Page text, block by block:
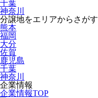
千葉
神奈川
分譲地をエリアからさがす
熊本
福岡
大分
佐賀
鹿児島
千葉
神奈川
企業情報
企業情報TOP